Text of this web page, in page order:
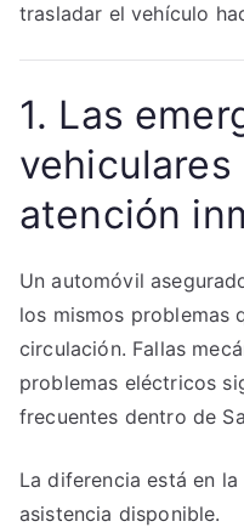
trasladar el vehículo
1. Las
vehiculares
atención
Un automóvil
los mismos problemas
circulación. Fallas
problemas eléctricos
frecuentes dentro de
La diferencia está en
asistencia disponible.